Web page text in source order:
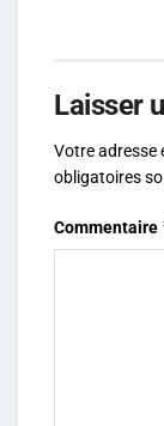
Laisser
Votre adresse
obligatoires
Commentaire